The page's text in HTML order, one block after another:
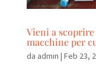
Vieni a
macchine per
da admin | Feb 23,